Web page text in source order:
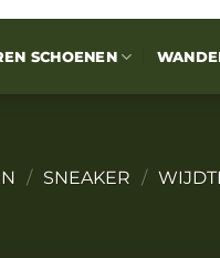
SCHOENEN
/ SNEAKER /